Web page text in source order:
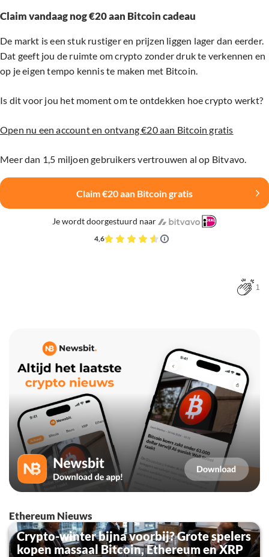
Claim vandaag nog €20 aan Bitcoin cadeau
De markt is een stuk rustiger en prijzen liggen lager dan eerder.
Dat geeft jou de ruimte om crypto zonder druk te verkennen en
op je eigen tempo kennis te maken met Bitcoin.
Is dit voor jou het moment om te ontdekken hoe crypto werkt?
Open nu een account en ontvang €20 aan Bitcoin gratis
Meer dan 1,5 miljoen gebruikers vertrouwen al op Bitvavo.
Claim €20 aan Bitcoin gratis
Je wordt doorgestuurd naar
4,6
1
Ethereum Nieuws
Crypto-winter bijna voorbij? Grote spelers
kopen massaal Bitcoin, Ethereum en XRP